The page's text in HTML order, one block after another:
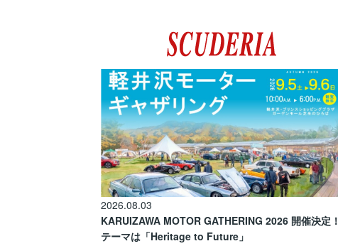
2026.08.03
KARUIZAWA MOTOR GATHERING 2026 開催決定！
テーマは「Heritage to Future」